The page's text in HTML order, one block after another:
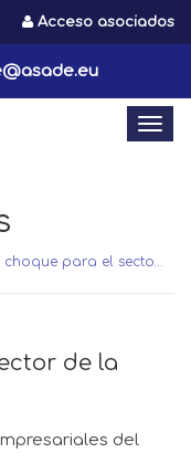
Acceso asociados
de la
del